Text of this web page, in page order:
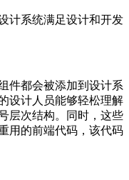
计系统满足设计和开发
件都会被添加到设计系
设计人员能够轻松理解
层次结构。同时，这些
用的前端代码，该代码